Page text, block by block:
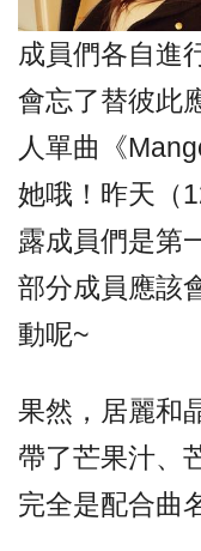
成員們各自進
會忘了替彼此
人單曲《
她哦！ 昨天（
露成員們是第
部分成員應該
動呢~
果然，居麗和
帶了芒果汁、
完全是配合曲